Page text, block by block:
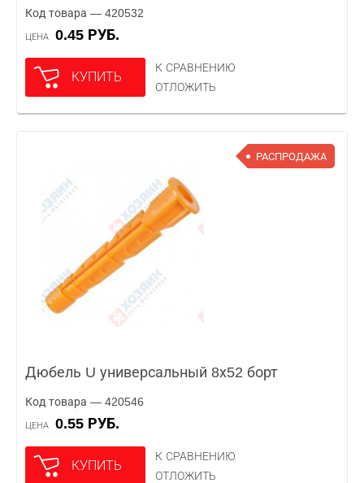
Код товара — 420532
ЦЕНА 0.45 РУБ.
КУПИТЬ
К СРАВНЕНИЮ
ОТЛОЖИТЬ
РАСПРОДАЖА
Дюбель U универсальный 8х52 борт
Код товара — 420546
ЦЕНА 0.55 РУБ.
КУПИТЬ
К СРАВНЕНИЮ
ОТЛОЖИТЬ